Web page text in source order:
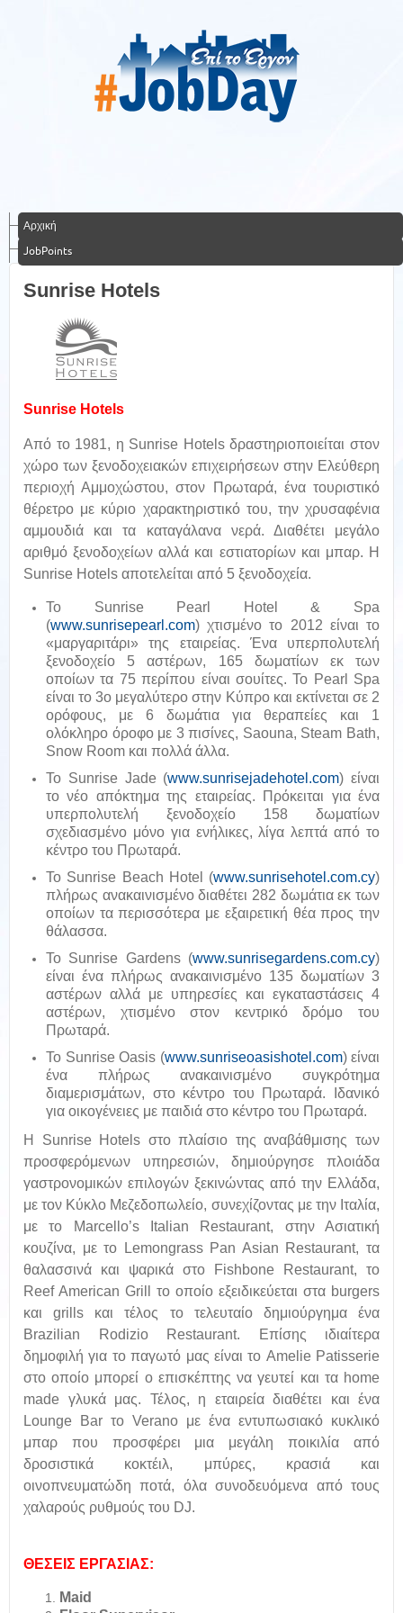
Αρχική
JobPoints
Sunrise Hotels
Sunrise Hotels
Από το 1981, η Sunrise Hotels δραστηριοποιείται στον
χώρο των ξενοδοχειακών επιχειρήσεων στην Ελεύθερη
περιοχή Αμμοχώστου, στον Πρωταρά, ένα τουριστικό
θέρετρο με κύριο χαρακτηριστικό του, την χρυσαφένια
αμμουδιά και τα καταγάλανα νερά. Διαθέτει μεγάλο
αριθμό ξενοδοχείων αλλά και εστιατορίων και μπαρ. Η
Sunrise Hotels αποτελείται από 5 ξενοδοχεία.
Το Sunrise Pearl Hotel & Spa
(www.sunrisepearl.com) χτισμένο το 2012 είναι το
«μαργαριτάρι» της εταιρείας. Ένα υπερπολυτελή
ξενοδοχείο 5 αστέρων, 165 δωματίων εκ των
οποίων τα 75 περίπου είναι σουίτες. Το Pearl Spa
είναι το 3ο μεγαλύτερο στην Κύπρο και εκτίνεται σε 2
ορόφους, με 6 δωμάτια για θεραπείες και 1
ολόκληρο όροφο με 3 πισίνες, Saouna, Steam Bath,
Snow Room και πολλά άλλα.
Το Sunrise Jade (www.sunrisejadehotel.com) είναι
το νέο απόκτημα της εταιρείας. Πρόκειται για ένα
υπερπολυτελή ξενοδοχείο 158 δωματίων
σχεδιασμένο μόνο για ενήλικες, λίγα λεπτά από το
κέντρο του Πρωταρά.
Το Sunrise Beach Hotel (www.sunrisehotel.com.cy)
πλήρως ανακαινισμένο διαθέτει 282 δωμάτια εκ των
οποίων τα περισσότερα με εξαιρετική θέα προς την
θάλασσα.
Το Sunrise Gardens (www.sunrisegardens.com.cy)
είναι ένα πλήρως ανακαινισμένο 135 δωματίων 3
αστέρων αλλά με υπηρεσίες και εγκαταστάσεις 4
αστέρων, χτισμένο στον κεντρικό δρόμο του
Πρωταρά.
Το Sunrise Oasis (www.sunriseoasishotel.com) είναι
ένα πλήρως ανακαινισμένο συγκρότημα
διαμερισμάτων, στο κέντρο του Πρωταρά. Ιδανικό
για οικογένειες με παιδιά στο κέντρο του Πρωταρά.
Η Sunrise Hotels στο πλαίσιο της αναβάθμισης των
προσφερόμενων υπηρεσιών, δημιούργησε πλοιάδα
γαστρονομικών επιλογών ξεκινώντας από την Ελλάδα,
με τον Κύκλο Μεζεδοπωλείο, συνεχίζοντας με την Ιταλία,
με το Marcello’s Italian Restaurant, στην Ασιατική
κουζίνα, με το Lemongrass Pan Asian Restaurant, τα
θαλασσινά και ψαρικά στο Fishbone Restaurant, το
Reef American Grill το οποίο εξειδικεύεται στα burgers
και grills και τέλος το τελευταίο δημιούργημα ένα
Brazilian Rodizio Restaurant. Επίσης ιδιαίτερα
δημοφιλή για το παγωτό μας είναι το Amelie Patisserie
στο οποίο μπορεί ο επισκέπτης να γευτεί και τα home
made γλυκά μας. Τέλος, η εταιρεία διαθέτει και ένα
Lounge Bar το Verano με ένα εντυπωσιακό κυκλικό
μπαρ που προσφέρει μια μεγάλη ποικιλία από
δροσιστικά κοκτέιλ, μπύρες, κρασιά και
οινοπνευματώδη ποτά, όλα συνοδευόμενα από τους
χαλαρούς ρυθμούς του DJ.
ΘΕΣΕΙΣ ΕΡΓΑΣΙΑΣ:
Maid